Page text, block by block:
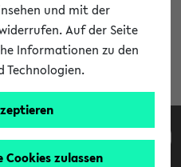
eKVV
und mit der
Auf der Seite
Informationen zu den
Technologien.
zulassen